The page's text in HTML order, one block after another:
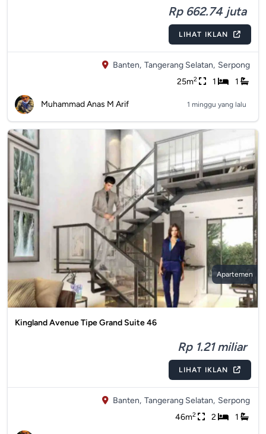
Rp 662.74 juta
LIHAT IKLAN
Banten, Tangerang Selatan, Serpong
25m2 1 1
Muhammad Anas M Arif 1 minggu yang lalu
Apartemen
Kingland Avenue Tipe Grand Suite 46
Rp 1.21 miliar
LIHAT IKLAN
Banten, Tangerang Selatan, Serpong
46m2 2 1